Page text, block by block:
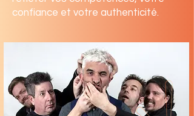
confiance et votre authenticité.